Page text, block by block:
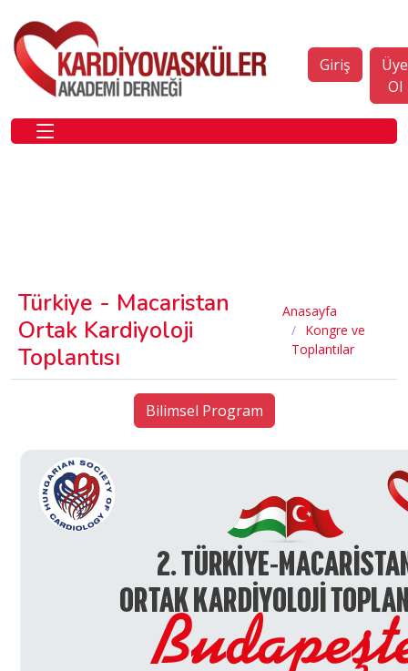
Giriş
Üye
Ol
Türkiye - Macaristan
Ortak Kardiyoloji
Toplantısı
Anasayfa
Kongre ve
Toplantılar
Bilimsel Program